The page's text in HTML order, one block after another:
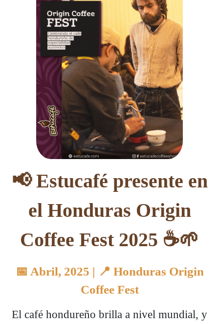
📢 Estucafé presente en
el Honduras Origin
Coffee Fest 2025 ☕🌱
📅 Abril, 2025 | 📍 Honduras Origin
Coffee Fest
El café hondureño brilla a nivel mundial, y